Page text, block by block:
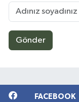
Gönder
FACEBOOK